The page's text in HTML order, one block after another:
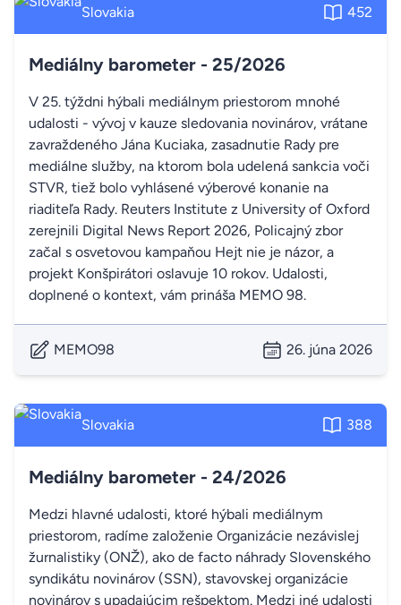
Slovakia 452
Mediálny barometer - 25/2026
V 25. týždni hýbali mediálnym priestorom mnohé
udalosti - vývoj v kauze sledovania novinárov, vrátane
zavraždeného Jána Kuciaka, zasadnutie Rady pre
mediálne služby, na ktorom bola udelená sankcia voči
STVR, tiež bolo vyhlásené výberové konanie na
riaditeľa Rady. Reuters Institute z University of Oxford
zerejnili Digital News Report 2026, Policajný zbor
začal s osvetovou kampaňou Hejt nie je názor, a
projekt Konšpirátori oslavuje 10 rokov. Udalosti,
doplnené o kontext, vám prináša MEMO 98.
MEMO98 26. júna 2026
Slovakia 388
Mediálny barometer - 24/2026
Medzi hlavné udalosti, ktoré hýbali mediálnym
priestorom, radíme založenie Organizácie nezávislej
žurnalistiky (ONŽ), ako de facto náhrady Slovenského
syndikátu novinárov (SSN), stavovskej organizácie
novinárov s upadajúcim rešpektom. Medzi iné udalosti